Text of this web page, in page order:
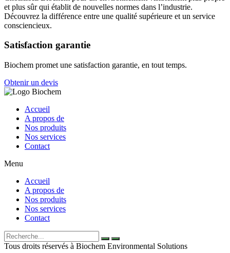
et plus sûr qui établit de nouvelles normes dans l’industrie.
Découvrez la différence entre une qualité supérieure et un service
consciencieux.
Satisfaction garantie
Biochem promet une satisfaction garantie, en tout temps.
Obtenir un devis
Accueil
A propos de
Nos produits
Nos services
Contact
Menu
Accueil
A propos de
Nos produits
Nos services
Contact
Tous droits réservés à Biochem Environmental Solutions